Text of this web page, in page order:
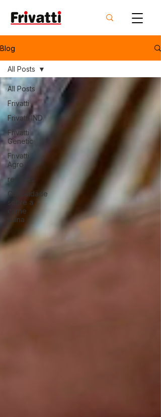
Blog
All Posts
Frivatti
Frivatti IND
Frivatti
Genetic
Frivatti
Agro
receitas
Curiosidade
sobre a
carne
suína
All Posts